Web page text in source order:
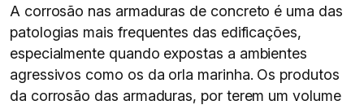
A corrosão nas armaduras de concreto é uma das
patologias mais frequentes das edificações,
especialmente quando expostas a ambientes
agressivos como os da orla marinha. Os produtos
da corrosão das armaduras, por terem um volume